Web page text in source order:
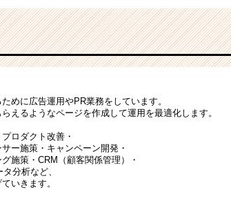
めに広告運用やPR業務をしています。
えるようなページを作成して運用を最適化します。
ロダクト改善・
ー施策・キャンペーン開発・
施策・CRM（顧客関係管理）・
分析など、
いきます。